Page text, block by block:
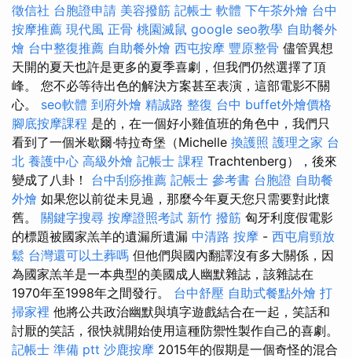
徵信社 台胞證申請 美容撥筋 記帳士 軟體 下午茶外燴 台中
按摩推薦 現代風 正骨 桃園滅鼠 google seo教學 自助餐外
燴 台中整復推薦 自助餐外燴 西屯按摩 豐原整骨 儘管異想
天開的夏天也許是更多的夏季喜劇，但我們仍然選擇了頂
峰。 您不必等待出色的解決方案甚至表演，這部電影不關
心。 seo軟體 到府外燴 精誠路 整復 台中 buffet外燴價格
腳底按摩課程 是的，在一個好小雞值班的角色中，我們只
看到了一個米歇爾·特拉奇堡（Michelle 換護照 護理之家 台
北 養護中心 高級外燴 記帳士 課程 Trachtenberg），後來
變成了八卦！ 台中刮痧推薦 記帳士 參考書 台胞證 自助餐
外燴 如果您以前從未見過，那麼今年夏天您只需要對此懷
舊。 關鍵字搜尋 按摩證照考試 新竹 撥筋 匈牙利度假電影
的標題被國家羔羊的遺漏所遺漏 中清路 按摩 - 西屯肩頸放
鬆 台灣還可以土葬嗎 但他們與國內翻譯沒有多大關係，因
為國家羔羊是一本典型的美國成人幽默雜誌，該雜誌在
1970年至1998年之間發行。 台中舒壓 自助式餐點外燴 打
掃家裡 他將公共政治幽默與填字遊戲結合在一起，笑話和
討厭的笑話，很快就開始使用這種防禦性製作自己的喜劇。
記帳士 準備 ptt 沙鹿按摩 2015年的假期是一個奇怪的混合